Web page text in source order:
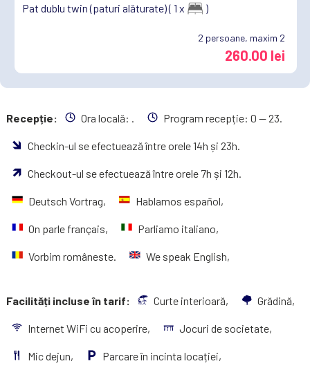
Pat dublu twin (paturi alăturate) ( 1 x
)
2 persoane, maxim 2
260.00 lei
Recepție: Ora locală: Program recepție: 0 — 23.
Checkin-ul se efectuează între orele 14h și 23h.
Checkout-ul se efectuează între orele 7h și 12h.
Deutsch Vortrag, Hablamos español,
On parle français, Parliamo italiano,
Vorbim româneste. We speak English,
Facilități incluse în tarif: Curte interioară, Grădină,
Internet WiFi cu acoperire, Jocuri de societate,
Mic dejun, Parcare în incinta locației,